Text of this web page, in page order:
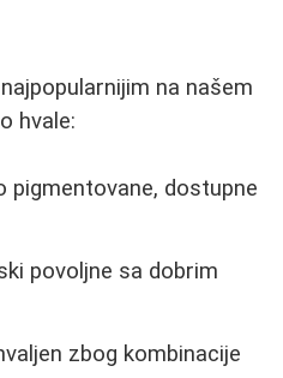
na našem
hvale:
pigmentovane, dostupne
povoljne sa dobrim
zbog kombinacije